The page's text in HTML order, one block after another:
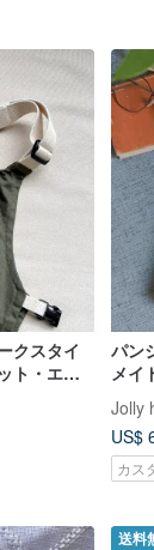
クスタイ
ト・エプ
パン
メイ
Jolly
US$
カス
送料